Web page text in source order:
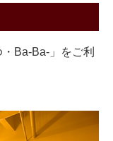
Ba-Ba-」をご利